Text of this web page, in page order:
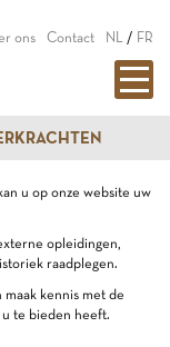
ons Contact NL / FR
u op onze website uw
opleidingen,
raadplegen.
kennis met de
te bieden heeft.